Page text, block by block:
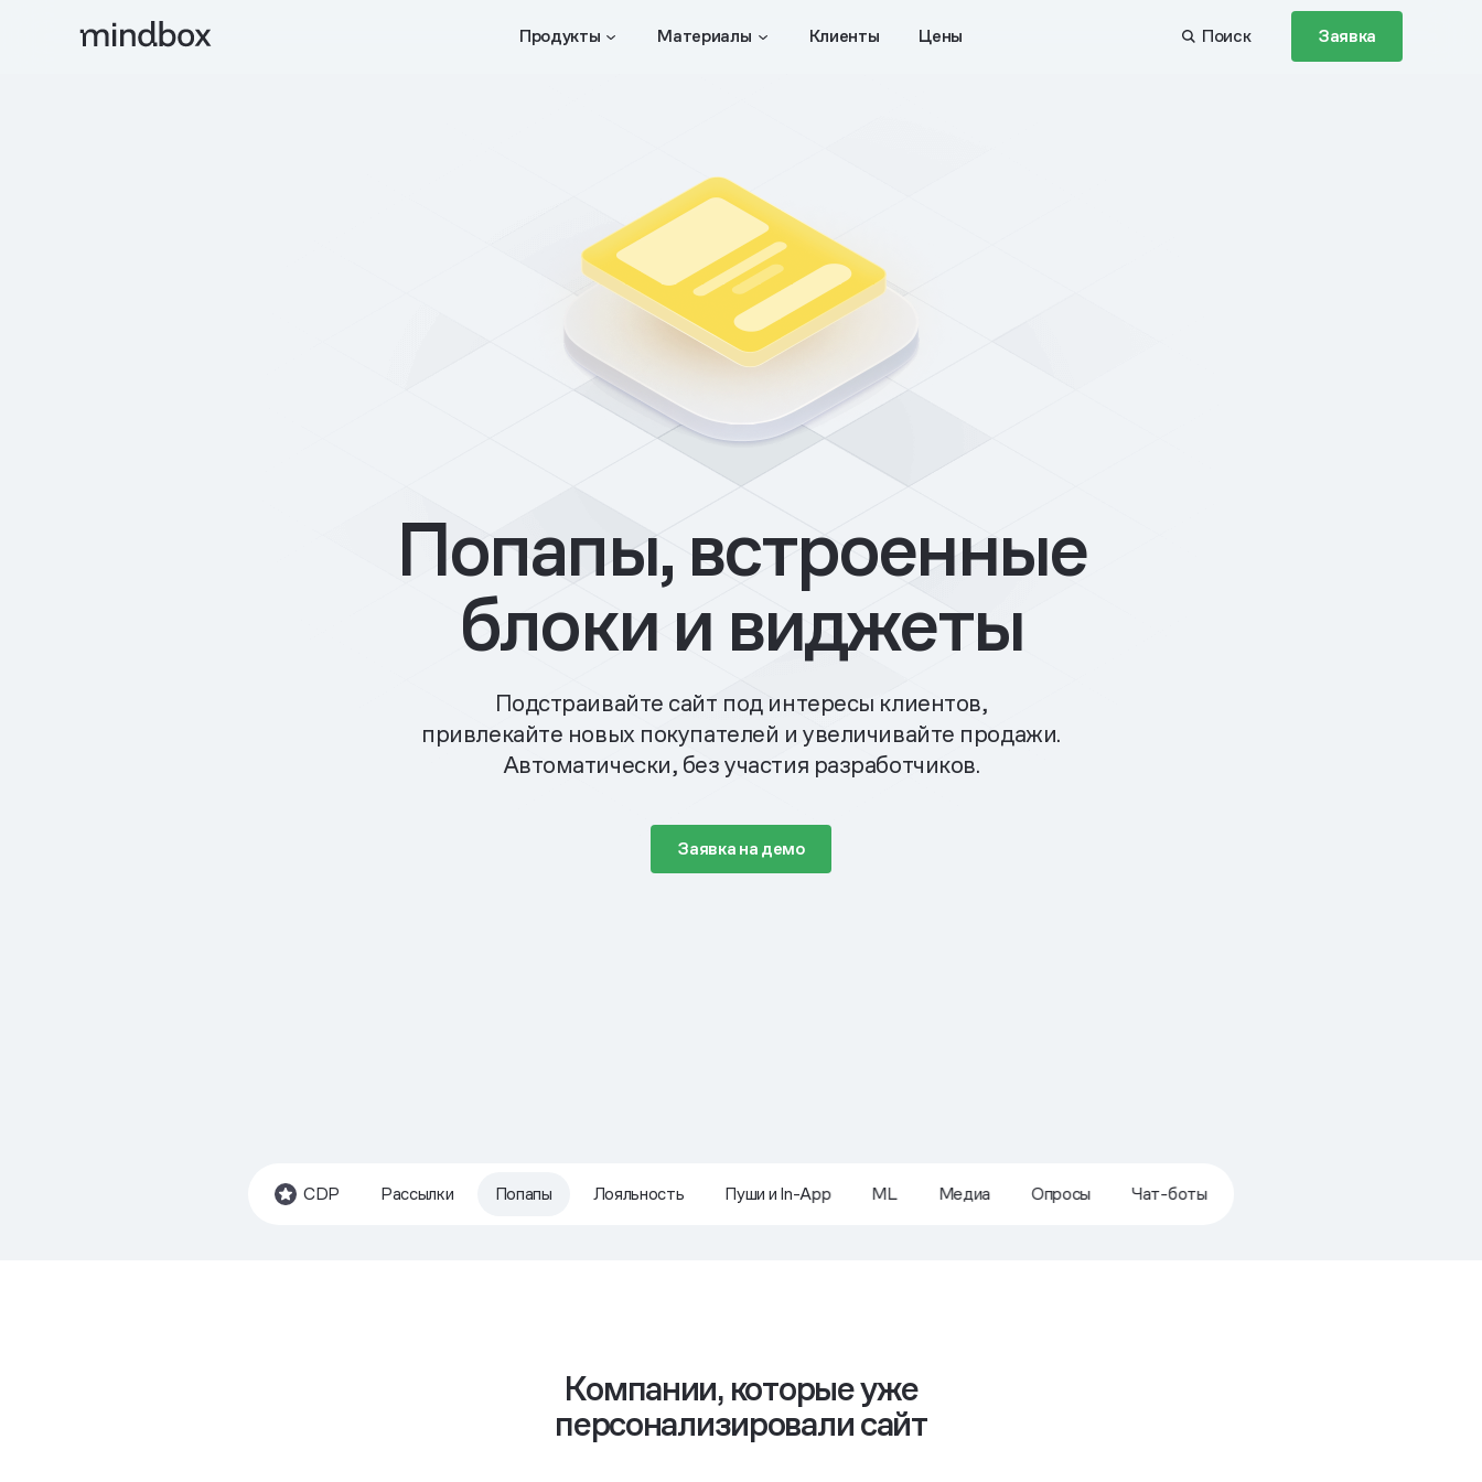
Продукты Материалы Клиенты Цены Поиск Заявка
Попапы, встроенные
блоки и виджеты
Подстраивайте сайт под интересы клиентов,
привлекайте новых покупателей и увеличивайте продажи.
Автоматически, без участия разработчиков.
Заявка на демо
CDP Рассылки Попапы Лояльность Пуши и In-App ML Медиа Опросы Чат-боты
Компании, которые уже
персонализировали сайт